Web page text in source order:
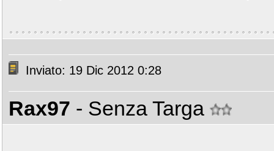
Inviato: 19 Dic 2012 0:28
Rax97 - Senza Targa